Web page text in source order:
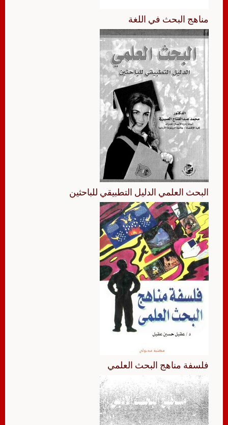
مناهج البحث في اللغة
البحث العلمي الدليل التطبيقي للباحثين
فلسفة مناهج البحث العلمي